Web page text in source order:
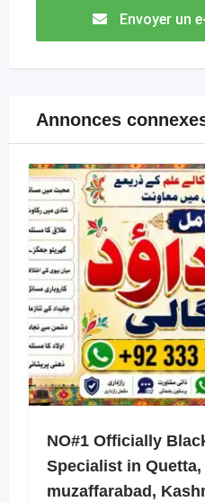
Envoyer un
Annonces
NO#1 Officially
Specialist in
muzaffarabad,